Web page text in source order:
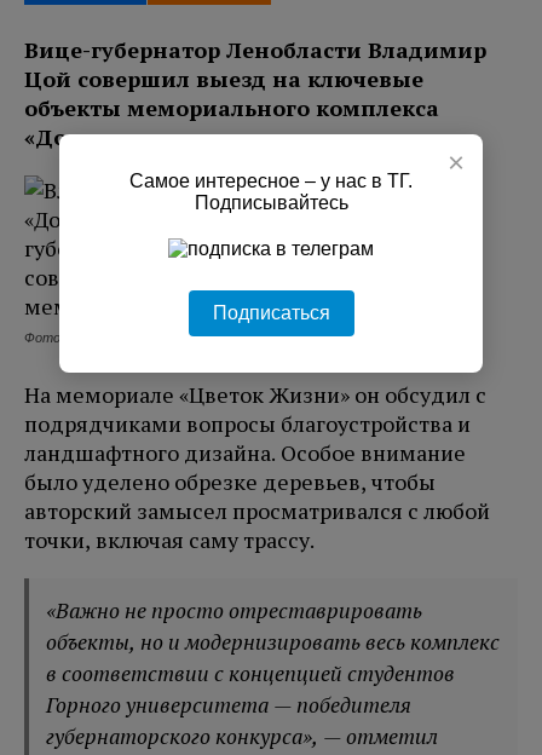
Вице-губернатор Ленобласти Владимир
Цой совершил выезд на ключевые
объекты мемориального комплекса
«Дорога жизни».
Фото: Правительство Ленинградской области
На мемориале «Цветок Жизни» он обсудил с
подрядчиками вопросы благоустройства и
ландшафтного дизайна. Особое внимание
было уделено обрезке деревьев, чтобы
авторский замысел просматривался с любой
точки, включая саму трассу.
«Важно не просто отреставрировать
объекты, но и модернизировать весь комплекс
в соответствии с концепцией студентов
Горного университета — победителя
губернаторского конкурса», — отметил
×
Самое интересное – у нас в ТГ.
Подписывайтесь
Подписаться